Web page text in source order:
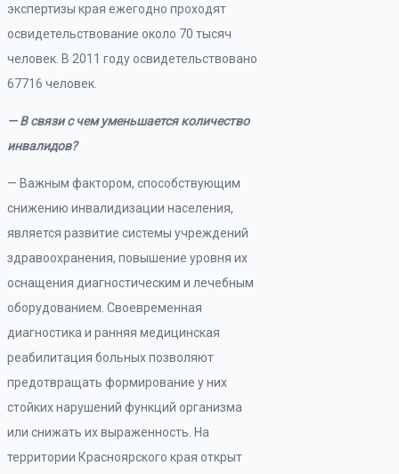
экспертизы края ежегодно проходят
освидетельствование около 70 тысяч
человек. В 2011 году освидетельствовано
67716 человек.
— В связи с чем уменьшается количество
инвалидов?
— Важным фактором, способствующим
снижению инвалидизации населения,
является развитие системы учреждений
здравоохранения, повышение уровня их
оснащения диагностическим и лечебным
оборудованием. Своевременная
диагностика и ранняя медицинская
реабилитация больных позволяют
предотвращать формирование у них
стойких нарушений функций организма
или снижать их выраженность. На
территории Красноярского края открыт